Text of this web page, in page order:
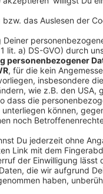
der Benutzer Videos
Community wurde
rasch für sich. Im
Video die Schwelle von
eingeläutet.
Anzeige
©picture-alliance/ dpa/
Ronaldinho, einer der
Plattform
Anzeige